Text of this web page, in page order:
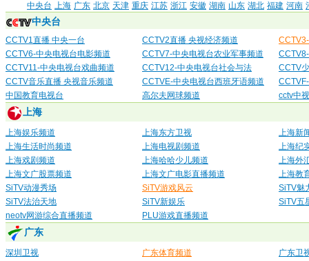
中央台 上海 广东 北京 天津 重庆 江苏 浙江 安徽 湖南 山东 湖北 福建 河南
中央台
CCTV1直播 中央一台 CCTV2直播 央视经济频道
CCTV6-中央电视台电影频道
CCTV7-中央电视台农业军事频道
CCTV11-中央电视台戏曲频道
CCTV12-中央电视台社会与法
CCTV
CCTV音乐直播 央视音乐频道
CCTVE-中央电视台西班牙语频道
中国教育电视台
高尔夫网球频道 cctv中
上海
上海娱乐频道 上海东方卫视
上海新
上海生活时尚频道
上海电视剧频道
上海纪
上海戏剧频道
上海哈哈少儿频道
上海外
上海文广股票频道
上海文广电影直播频道
上海教
SiTV动漫秀场
SiTV游戏风云
SiTV魅
SiTV法治天地
SiTV新娱乐
SiTV五
neotv网游综合直播频道
PLU游戏直播频道
广东
深圳卫视 广东体育频道
广东卫